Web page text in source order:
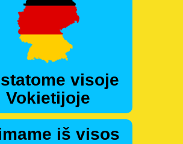
visoje
Vokietijoje
iš visos